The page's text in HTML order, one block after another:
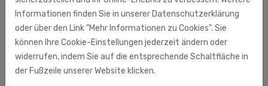
Informationen finden Sie in unserer Datenschutzerklärung
oder über den Link "Mehr Informationen zu Cookies". Sie
können Ihre Cookie-Einstellungen jederzeit ändern oder
widerrufen, indem Sie auf die entsprechende Schaltfläche in
der Fußzeile unserer Website klicken.